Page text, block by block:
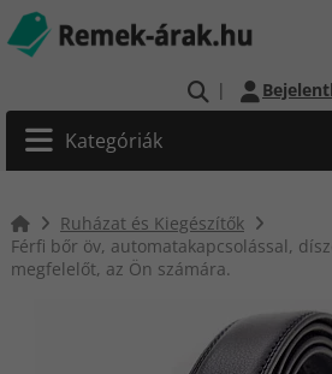
|
Kategóriák
Ruházat és Kiegészítők
Férfi bőr öv, automatakapcsolással,
megfelelőt, az Ön számára.